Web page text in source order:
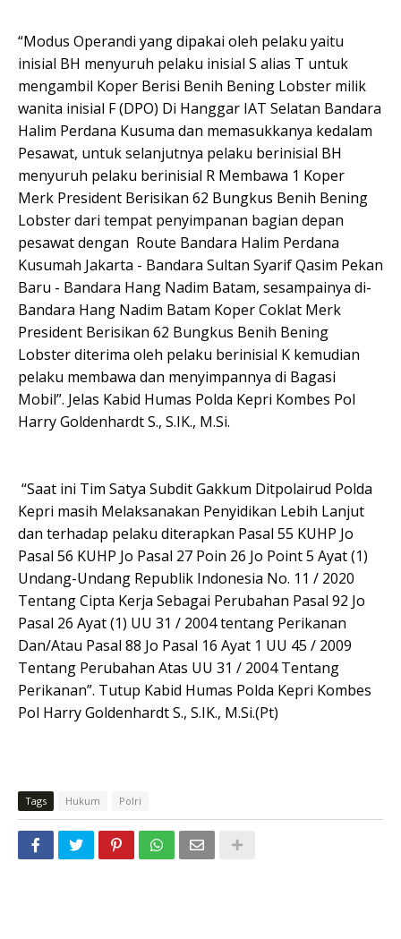
“Modus Operandi yang dipakai oleh pelaku yaitu
inisial BH menyuruh pelaku inisial S alias T untuk
mengambil Koper Berisi Benih Bening Lobster milik
wanita inisial F (DPO) Di Hanggar IAT Selatan Bandara
Halim Perdana Kusuma dan memasukkanya kedalam
Pesawat, untuk selanjutnya pelaku berinisial BH
menyuruh pelaku berinisial R Membawa 1 Koper
Merk President Berisikan 62 Bungkus Benih Bening
Lobster dari tempat penyimpanan bagian depan
pesawat dengan Route Bandara Halim Perdana
Kusumah Jakarta - Bandara Sultan Syarif Qasim Pekan
Baru - Bandara Hang Nadim Batam, sesampainya di-
Bandara Hang Nadim Batam Koper Coklat Merk
President Berisikan 62 Bungkus Benih Bening
Lobster diterima oleh pelaku berinisial K kemudian
pelaku membawa dan menyimpannya di Bagasi
Mobil”. Jelas Kabid Humas Polda Kepri Kombes Pol
Harry Goldenhardt S., S.IK., M.Si.
“Saat ini Tim Satya Subdit Gakkum Ditpolairud Polda
Kepri masih Melaksanakan Penyidikan Lebih Lanjut
dan terhadap pelaku diterapkan Pasal 55 KUHP Jo
Pasal 56 KUHP Jo Pasal 27 Poin 26 Jo Point 5 Ayat (1)
Undang-Undang Republik Indonesia No. 11 / 2020
Tentang Cipta Kerja Sebagai Perubahan Pasal 92 Jo
Pasal 26 Ayat (1) UU 31 / 2004 tentang Perikanan
Dan/Atau Pasal 88 Jo Pasal 16 Ayat 1 UU 45 / 2009
Tentang Perubahan Atas UU 31 / 2004 Tentang
Perikanan”. Tutup Kabid Humas Polda Kepri Kombes
Pol Harry Goldenhardt S., S.IK., M.Si.(Pt)
Tags Hukum Polri